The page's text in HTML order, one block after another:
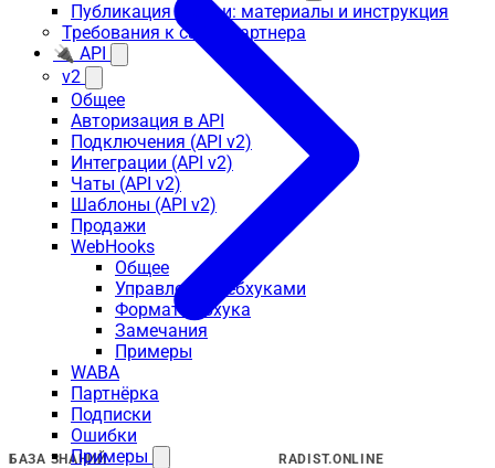
Публикация статьи: материалы и инструкция
Требования к сайту партнера
🔌 API
v2
Общее
Авторизация в API
Подключения (API v2)
Интеграции (API v2)
Чаты (API v2)
Шаблоны (API v2)
Продажи
WebHooks
Общее
Управление вебхуками
Формат вебхука
Замечания
Примеры
WABA
Партнёрка
Подписки
Ошибки
Примеры
БАЗА ЗНАНИЙ RADIST.ONLINE